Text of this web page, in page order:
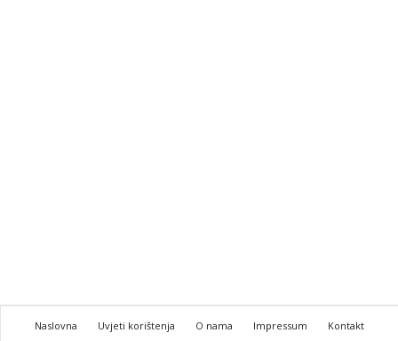
Naslovna Uvjeti korištenja O nama Impressum Kontakt